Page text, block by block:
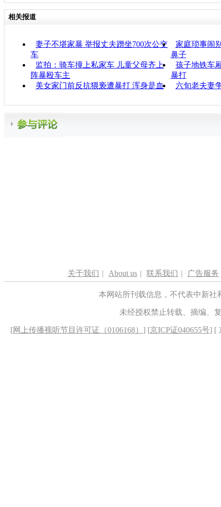
相关报道
妻子不堪家暴 举报丈夫蹭坐700次公交
车
家庭琐事闹
鼻子
监拍：骑车撞上私家车 儿童父母齐上
阵暴殴车主
孩子地铁车
暴打
美女家门前反抗猥亵遭暴打 浑身是血
六旬老夫妻
关于我们 | About us | 联系我们 | 广告服务
本网站所刊载信息，不代表中新
未经授权禁止转载、摘编、
[网上传播视听节目许可证（0106168） ] [京ICP证040655号] [